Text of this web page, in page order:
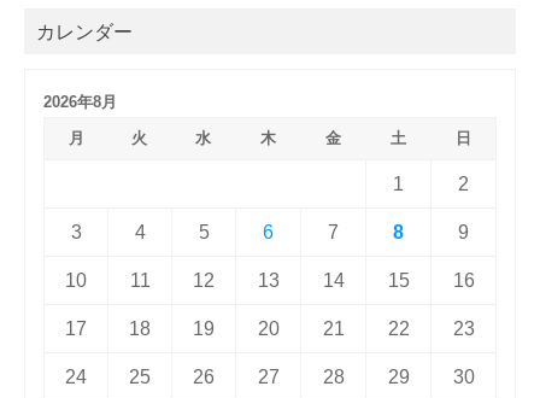
カレンダー
2026年8月
月
火 水 木 金 土 日
1 2
3 4 5 6 7 8 9
10 11 12 13 14 15 16
17 18 19 20 21 22 23
24 25 26 27 28 29 30